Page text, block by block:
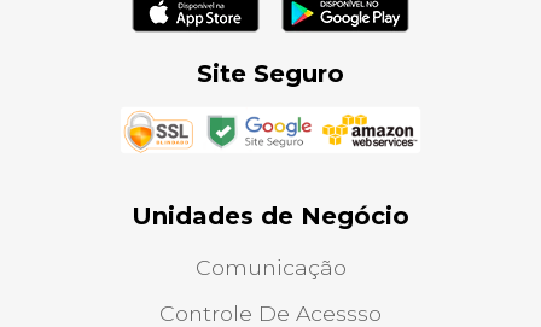
Site Seguro
Unidades de Negócio
Comunicação
Controle De Acessso